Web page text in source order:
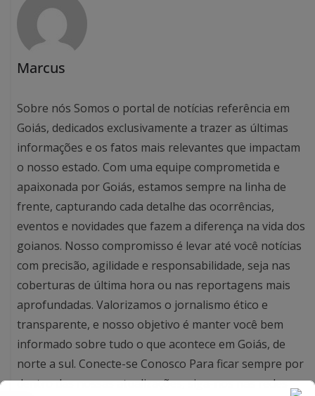
Marcus
Sobre nós Somos o portal de notícias referência em
Goiás, dedicados exclusivamente a trazer as últimas
informações e os fatos mais relevantes que impactam
o nosso estado. Com uma equipe comprometida e
apaixonada por Goiás, estamos sempre na linha de
frente, capturando cada detalhe das ocorrências,
eventos e novidades que fazem a diferença na vida dos
goianos. Nosso compromisso é levar até você notícias
com precisão, agilidade e responsabilidade, seja nas
coberturas de última hora ou nas reportagens mais
aprofundadas. Valorizamos o jornalismo ético e
transparente, e nosso objetivo é manter você bem
informado sobre tudo o que acontece em Goiás, de
norte a sul. Conecte-se Conosco Para ficar sempre por
dentro das nossas atualizações, siga-nos nas redes